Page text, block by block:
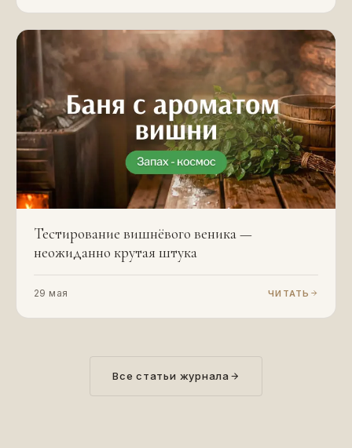
Тестирование вишнёвого веника —
неожиданно крутая штука
29 мая ЧИТАТЬ
Все статьи журнала